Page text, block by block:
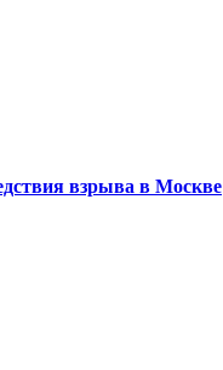
взрыва в Москве